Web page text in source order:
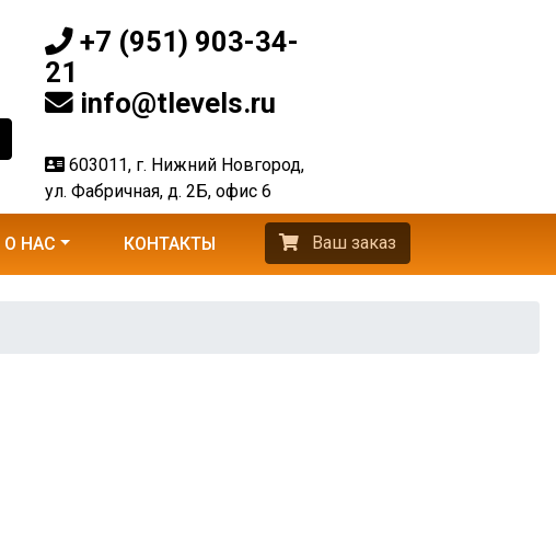
+7 (951) 903-34-
21
info@tlevels.ru
603011, г. Нижний Новгород,
ул. Фабричная, д. 2Б, офис 6
Ваш заказ
О НАС КОНТАКТЫ